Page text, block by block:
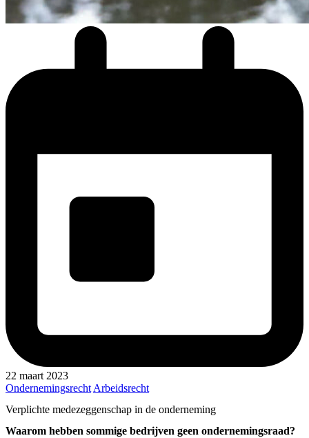
22 maart 2023
Ondernemingsrecht Arbeidsrecht
Verplichte medezeggenschap in de onderneming
Waarom hebben sommige bedrijven geen ondernemingsraad?